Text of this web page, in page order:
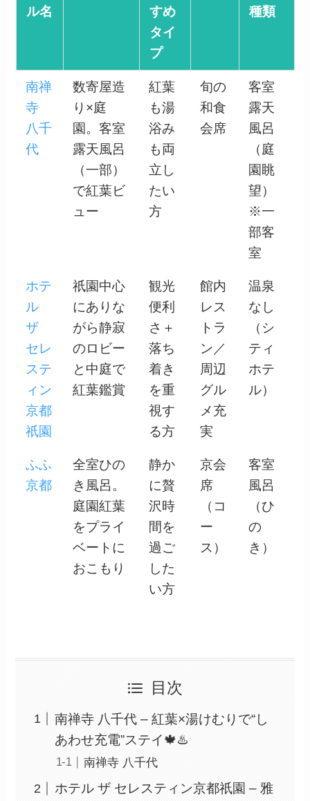
ル名
すめ
タイ
プ
種類
南禅
寺
八千
代
数寄屋造
り×庭
園。客室
露天風呂
（一部）
で紅葉ビ
ュー
紅葉
も湯
浴み
も両
立し
たい
方
旬の
和食
会席
客室
露天
風呂
（庭
園眺
望）
※一
部客
室
ホテ
ル
ザ
セレ
ステ
ィン
京都
祇園
祇園中心
にありな
がら静寂
のロビー
と中庭で
紅葉鑑賞
観光
便利
さ＋
落ち
着き
を重
視す
る方
館内
レス
トラ
ン／
周辺
グル
メ充
実
温泉
なし
（シ
ティ
ホテ
ル）
ふふ
京都
全室ひの
き風呂。
庭園紅葉
をプライ
ベートに
おこもり
静か
に贅
沢時
間を
過ご
した
い方
京会
席
（コ
ー
ス）
客室
風呂
（ひ
の
き）
目次
南禅寺 八千代 – 紅葉×湯けむりで“し
あわせ充電”ステイ🍁♨️
南禅寺 八千代
ホテル ザ セレスティン京都祇園 – 雅